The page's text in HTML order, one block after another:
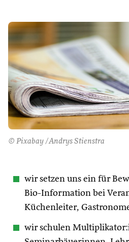
© Pixabay /Andrys Stienstra
wir setzen uns ein für
Bio-Information bei
Küchenleiter,
wir schulen